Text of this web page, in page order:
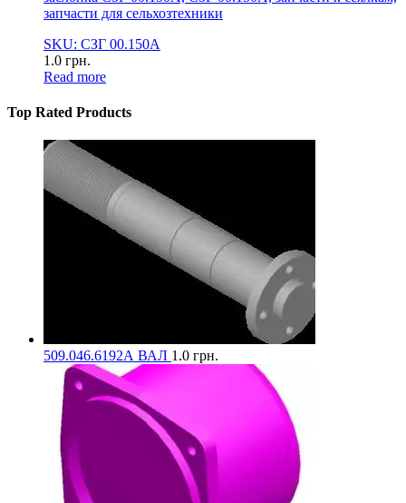
запчасти для сельхозтехники
SKU: СЗГ 00.150А
1.0 грн.
Read more
Top Rated Products
509.046.6192А ВАЛ 1.0 грн.